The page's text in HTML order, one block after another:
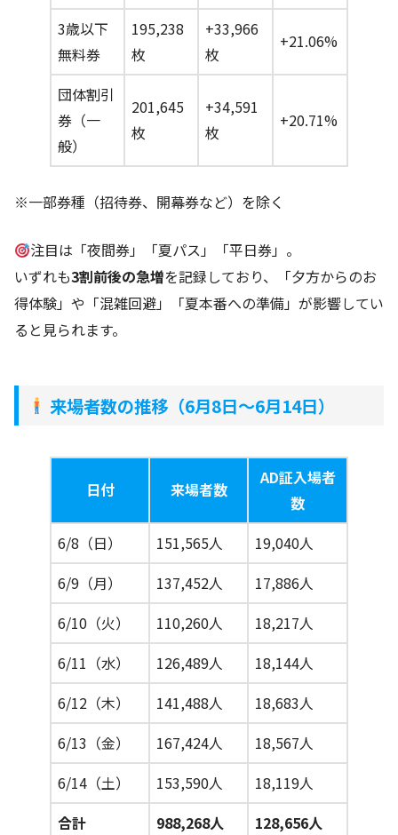
3歳以下
無料券
195,238
枚
+33,966
枚
+21.06%
団体割引
券（一
般）
201,645
枚
+34,591
枚
+20.71%
※一部券種（招待券、開幕券など）を除く
注目は「夜間券」「夏パス」「平日券」。
いずれも3割前後の急増を記録しており、「夕方からのお
得体験」や「混雑回避」「夏本番への準備」が影響してい
ると見られます。
来場者数の推移（6月8日〜6月14日）
日付 来場者数
AD証入場者
数
6/8（日）
151,565人
19,040人
6/9（月）
137,452人
17,886人
6/10（火）
110,260人
18,217人
6/11（水）
126,489人
18,144人
6/12（木）
141,488人
18,683人
6/13（金）
167,424人
18,567人
6/14（土）
153,590人
18,119人
合計
988,268人 128,656人